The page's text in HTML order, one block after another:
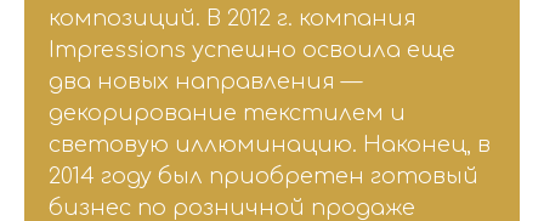
композиций. В 2012 г. компания
Impressions успешно освоила еще
два новых направления —
декорирование текстилем и
световую иллюминацию. Наконец, в
2014 году был приобретен готовый
бизнес по розничной продаже